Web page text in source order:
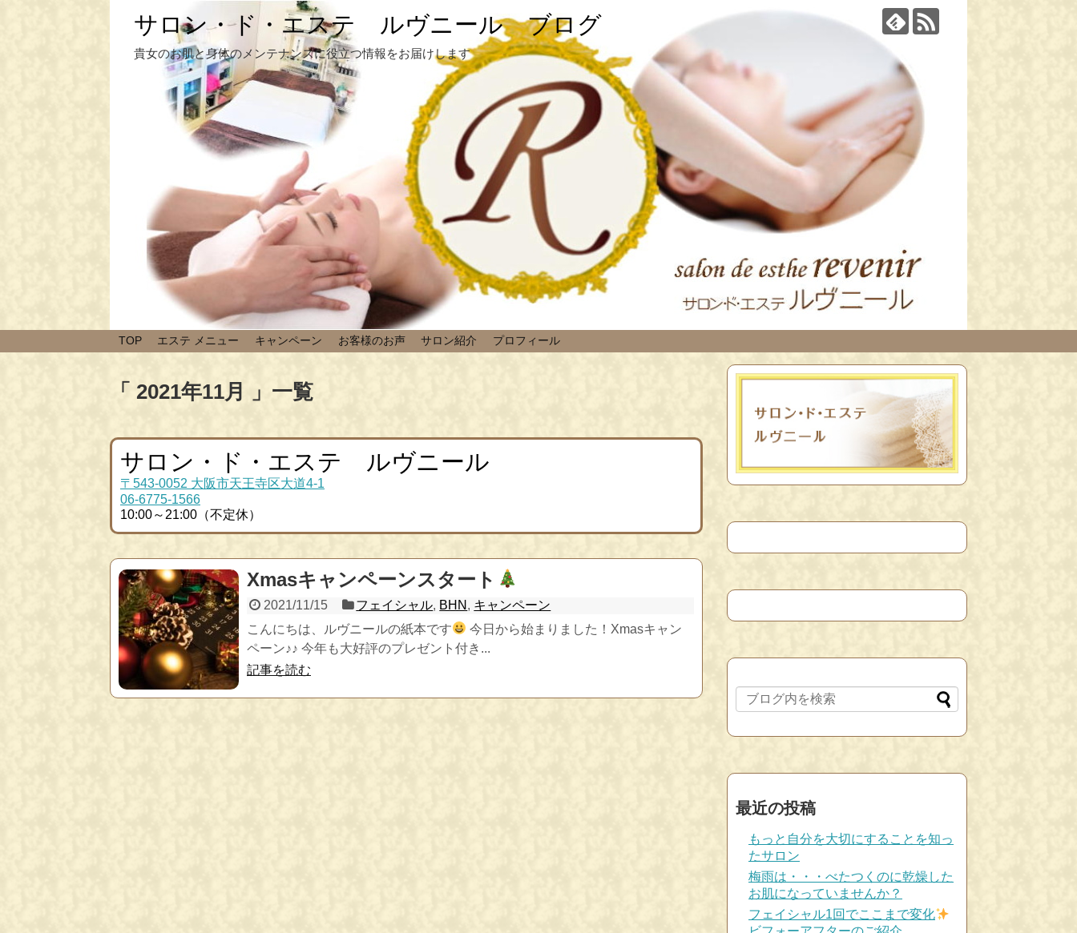
サロン・ド・エステ ルヴニール ブログ
貴女のお肌と身体のメンテナンスに役立つ情報をお届けします
TOP エステ メニュー キャンペーン お客様のお声 サロン紹介 プロフィール
「 2021年11月 」一覧
サロン・ド・エステ ルヴニール
〒543-0052 大阪市天王寺区大道4-1
06-6775-1566
10:00～21:00（不定休）
Xmasキャンペーンスタート
2021/11/15 フェイシャル, BHN , キャンペーン
こんにちは、ルヴニールの紙本です
今日から始まりました！Xmasキャン
ペーン♪♪ 今年も大好評のプレゼント付き...
記事を読む
最近の投稿
もっと自分を大切にすることを知っ
たサロン
梅雨は・・・べたつくのに乾燥した
お肌になっていませんか？
フェイシャル1回でここまで変化